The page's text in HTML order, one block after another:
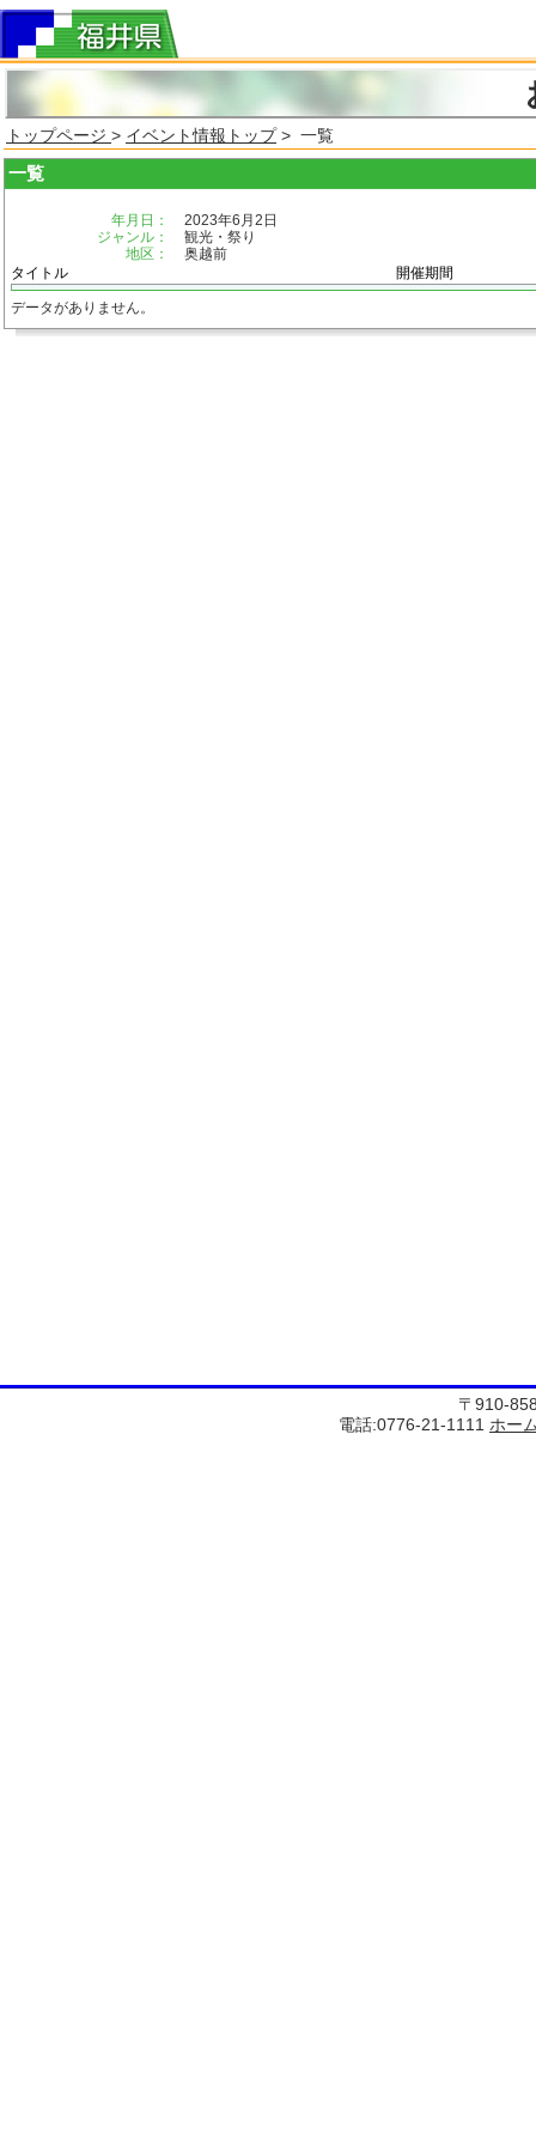
トップページ > イベント情報トップ> 一覧
一覧
年月日：
2023年6月2日
ジャンル：
観光・祭り
地区：
奥越前
タイトル
開催期間
データがありません。
〒910-
電話:0776-21-1111 ホー